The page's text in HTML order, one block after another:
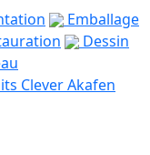
Emballage
Dessin
Clever Akafen